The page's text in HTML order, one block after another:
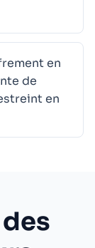
en
de
en